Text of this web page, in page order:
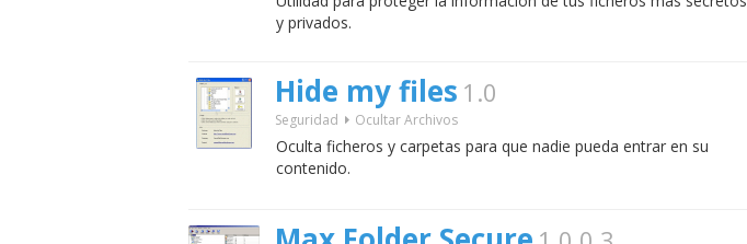
y privados.
Hide my files 1.0
Seguridad Ocultar Archivos
Oculta ficheros y carpetas para que nadie pueda entrar en su
contenido.